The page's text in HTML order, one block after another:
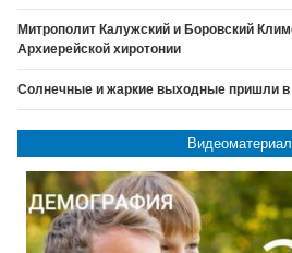
Митрополит Калужский и Боровский
Архиерейской хиротонии
Солнечные и жаркие выходные пришли в